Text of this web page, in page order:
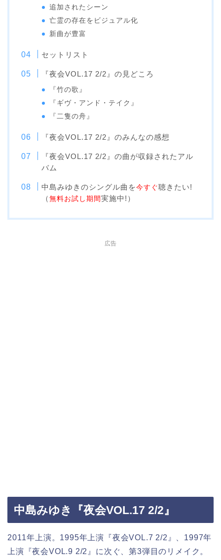
追加されたシーン
亡霊の存在をビジュアル化
新曲が豊富
セットリスト
『夜会VOL.17 2/2』の見どころ
『竹の歌』
『ギヴ・アンド・テイク』
『二隻の舟』
『夜会VOL.17 2/2』のみんなの感想
『夜会VOL.17 2/2』の曲が収録されたアル
バム
中島みゆきのシングル曲を今すぐ聴きたい!
（無料お試し期間実施中!）
広告
中島みゆき『夜会VOL.17 2/2』
2011年上演。1995年上演『夜会VOL.7 2/2』、1997年
上演『夜会VOL.9 2/2』に次ぐ、第3弾目のリメイク。